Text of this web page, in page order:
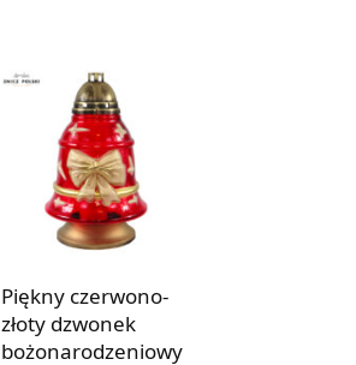
Piękny czerwono-
złoty dzwonek
bożonarodzeniowy